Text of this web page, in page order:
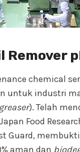
Remover
chemical
untuk industri
). Telah
Food
Guard,
aman dan